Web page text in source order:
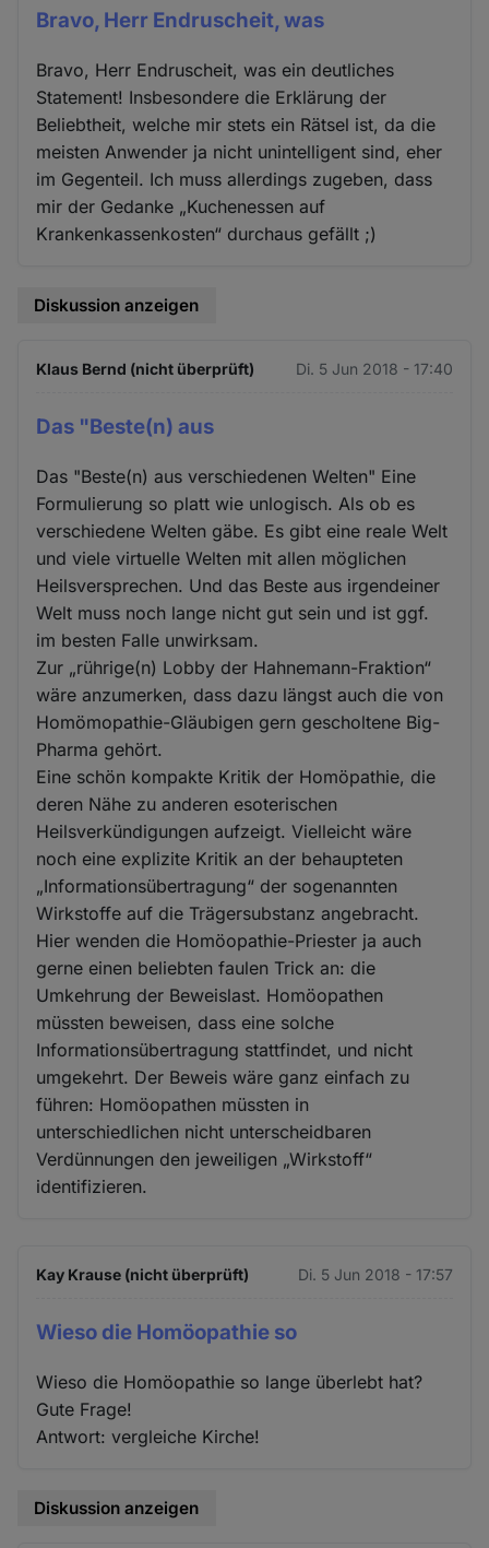
Bravo, Herr Endruscheit, was
Bravo, Herr Endruscheit, was ein deutliches
Statement! Insbesondere die Erklärung der
Beliebtheit, welche mir stets ein Rätsel ist, da die
meisten Anwender ja nicht unintelligent sind, eher
im Gegenteil. Ich muss allerdings zugeben, dass
mir der Gedanke „Kuchenessen auf
Krankenkassenkosten“ durchaus gefällt ;)
Diskussion anzeigen
Klaus Bernd (nicht überprüft) Di. 5 Jun 2018 - 17:40
Das "Beste(n) aus
Das "Beste(n) aus verschiedenen Welten" Eine
Formulierung so platt wie unlogisch. Als ob es
verschiedene Welten gäbe. Es gibt eine reale Welt
und viele virtuelle Welten mit allen möglichen
Heilsversprechen. Und das Beste aus irgendeiner
Welt muss noch lange nicht gut sein und ist ggf.
im besten Falle unwirksam.
Zur „rührige(n) Lobby der Hahnemann-Fraktion“
wäre anzumerken, dass dazu längst auch die von
Homömopathie-Gläubigen gern gescholtene Big-
Pharma gehört.
Eine schön kompakte Kritik der Homöpathie, die
deren Nähe zu anderen esoterischen
Heilsverkündigungen aufzeigt. Vielleicht wäre
noch eine explizite Kritik an der behaupteten
„Informationsübertragung“ der sogenannten
Wirkstoffe auf die Trägersubstanz angebracht.
Hier wenden die Homöopathie-Priester ja auch
gerne einen beliebten faulen Trick an: die
Umkehrung der Beweislast. Homöopathen
müssten beweisen, dass eine solche
Informationsübertragung stattfindet, und nicht
umgekehrt. Der Beweis wäre ganz einfach zu
führen: Homöopathen müssten in
unterschiedlichen nicht unterscheidbaren
Verdünnungen den jeweiligen „Wirkstoff“
identifizieren.
Kay Krause (nicht überprüft) Di. 5 Jun 2018 - 17:57
Wieso die Homöopathie so
Wieso die Homöopathie so lange überlebt hat?
Gute Frage!
Antwort: vergleiche Kirche!
Diskussion anzeigen